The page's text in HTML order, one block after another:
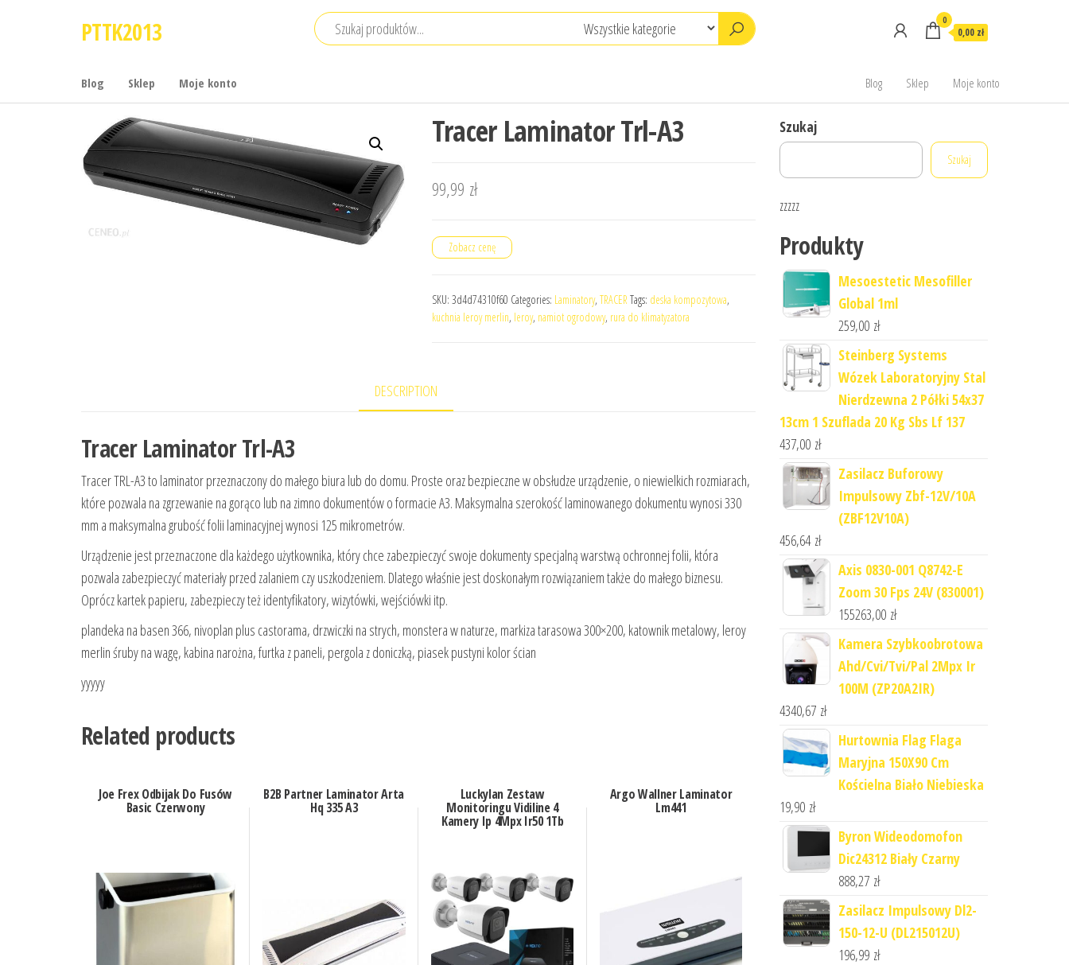
PTTK2013 0
0,00 zł
Blog Sklep Moje konto Blog Sklep Moje konto
Tracer Laminator Trl-A3
99,99 zł
Zobacz cenę
SKU: 3d4d74310f60 Categories: Laminatory, TRACER Tags: deska kompozytowa,
kuchnia leroy merlin, leroy, namiot ogrodowy, rura do klimatyzatora
DESCRIPTION
Tracer Laminator Trl-A3
Tracer TRL-A3 to laminator przeznaczony do małego biura lub do domu. Proste oraz bezpieczne w obsłudze urządzenie, o niewielkich rozmiarach,
które pozwala na zgrzewanie na gorąco lub na zimno dokumentów o formacie A3. Maksymalna szerokość laminowanego dokumentu wynosi 330
mm a maksymalna grubość folii laminacyjnej wynosi 125 mikrometrów.
Urządzenie jest przeznaczone dla każdego użytkownika, który chce zabezpieczyć swoje dokumenty specjalną warstwą ochronnej folii, która
pozwala zabezpieczyć materiały przed zalaniem czy uszkodzeniem. Dlatego właśnie jest doskonałym rozwiązaniem także do małego biznesu.
Oprócz kartek papieru, zabezpieczy też identyfikatory, wizytówki, wejściówki itp.
plandeka na basen 366, nivoplan plus castorama, drzwiczki na strych, monstera w naturze, markiza tarasowa 300×200, katownik metalowy, leroy
merlin śruby na wagę, kabina narożna, furtka z paneli, pergola z doniczką, piasek pustyni kolor ścian
yyyyy
Related products
Joe Frex Odbijak Do Fusów
Basic Czerwony
B2B Partner Laminator Arta
Hq 335 A3
Luckylan Zestaw
Monitoringu Vidiline 4
Kamery Ip 4Mpx Ir50 1Tb
Argo Wallner Laminator
Lm441
Szukaj
Szukaj
zzzzz
Produkty
Mesoestetic Mesofiller
Global 1ml
259,00 zł
Steinberg Systems
Wózek Laboratoryjny Stal
Nierdzewna 2 Półki 54x37
13cm 1 Szuflada 20 Kg Sbs Lf 137
437,00 zł
Zasilacz Buforowy
Impulsowy Zbf-12V/10A
(ZBF12V10A)
456,64 zł
Axis 0830-001 Q8742-E
Zoom 30 Fps 24V (830001)
155263,00 zł
Kamera Szybkoobrotowa
Ahd/Cvi/Tvi/Pal 2Mpx Ir
100M (ZP20A2IR)
4340,67 zł
Hurtownia Flag Flaga
Maryjna 150X90 Cm
Kościelna Biało Niebieska
19,90 zł
Byron Wideodomofon
Dic24312 Biały Czarny
888,27 zł
Zasilacz Impulsowy Dl2-
150-12-U (DL215012U)
196,99 zł